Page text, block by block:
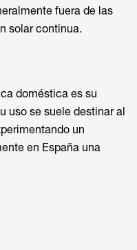
fuera de las
solar continua.
doméstica es su
uso se suele destinar al
un
en España una